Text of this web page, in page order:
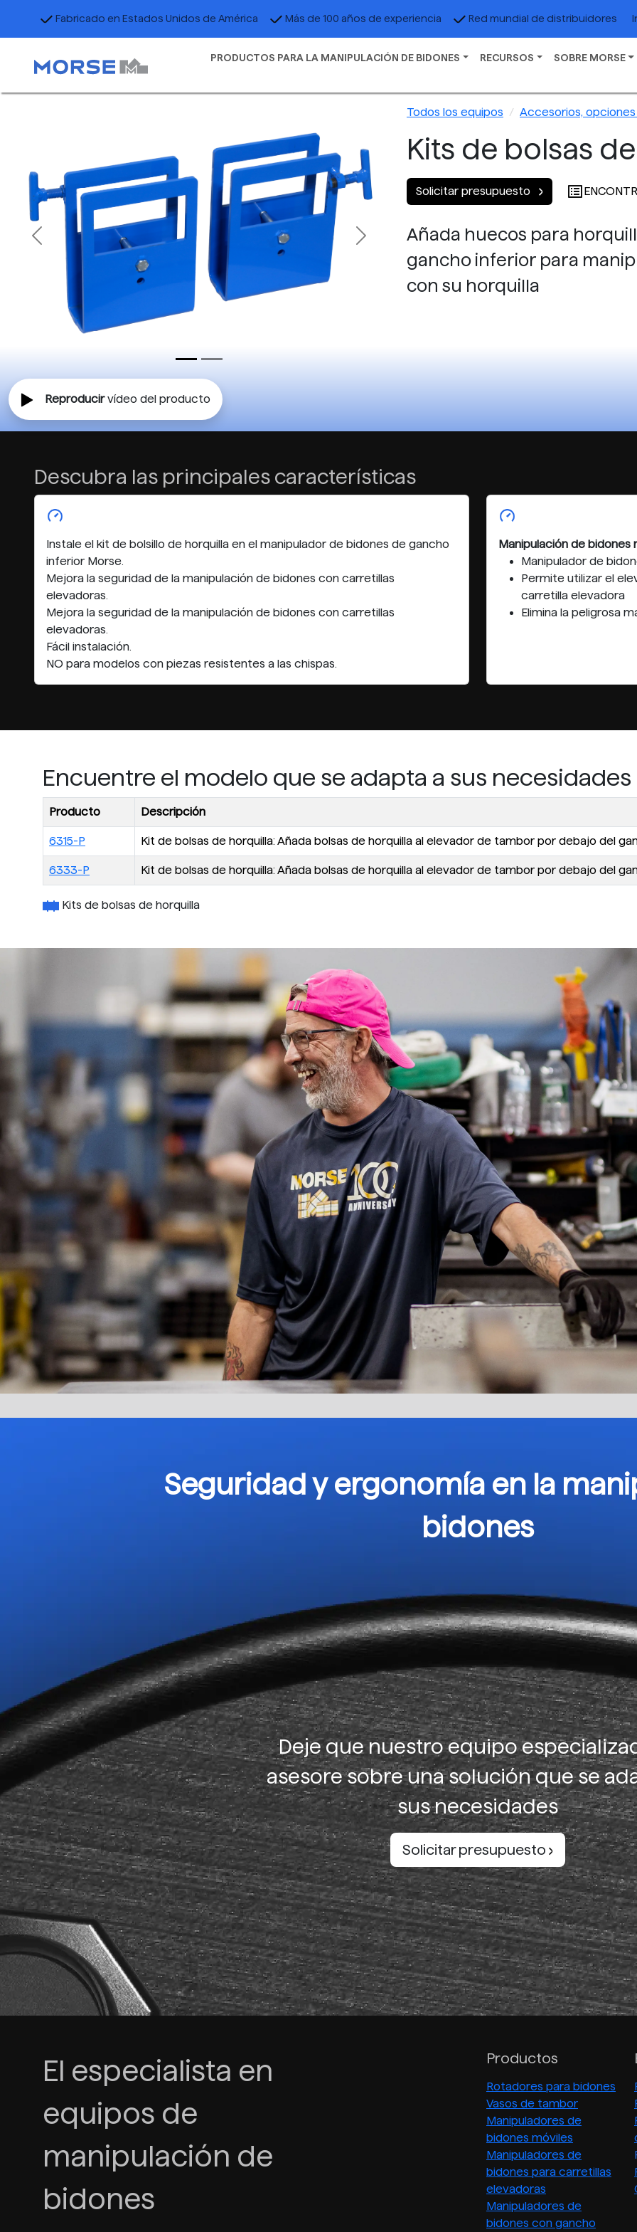
Fabricado en Estados Unidos de América Más de 100 años de experiencia Red mundial de distribuidores
PRODUCTOS PARA LA MANIPULACIÓN DE BIDONES RECURSOS SOBRE MORSE
Previous Next
Reproducirvídeo del producto
Todos los equipos Accesorios, opciones
Kits de bolsas
Solicitar presupuesto
Añada huecos para
gancho inferior para
con su horquilla
Descubra las principales características
Instale el kit de bolsillo de horquilla en el manipulador de bidones de gancho
inferior Morse.
Mejora la seguridad de la manipulación de bidones con carretillas
elevadoras.
Mejora la seguridad de la manipulación de bidones con carretillas
elevadoras.
Fácil instalación.
NO para modelos con piezas resistentes a las chispas.
Manipulación de
Manipulador de
Permite utilizar el
carretilla elevadora
Elimina la peligrosa
Encuentre el modelo que se adapta a sus necesidades
Producto Descripción
6315-P Kit de bolsas de horquilla: Añada bolsas de horquilla al elevador de tambor por debajo del
6333-P Kit de bolsas de horquilla: Añada bolsas de horquilla al elevador de tambor por debajo del
Kits de bolsas de horquilla
Seguridad y ergonomía en la
bidones
Deje que nuestro equipo
asesore sobre una solución que se
sus necesidades
Solicitar presupuesto
El especialista en
equipos de
manipulación de
bidones
Productos
Rotadores para bidones
Vasos de tambor
Manipuladores de
bidones móviles
Manipuladores de
bidones para carretillas
elevadoras
Manipuladores de
bidones con gancho